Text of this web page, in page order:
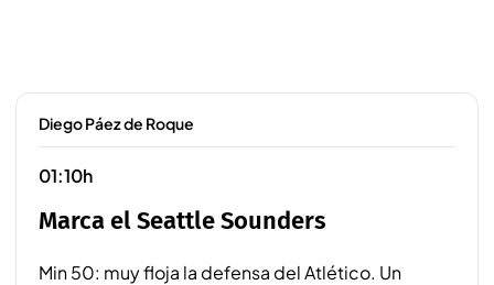
Diego Páez de Roque
01:10h
Marca el Seattle Sounders
Min 50: muy floja la defensa del Atlético. Un